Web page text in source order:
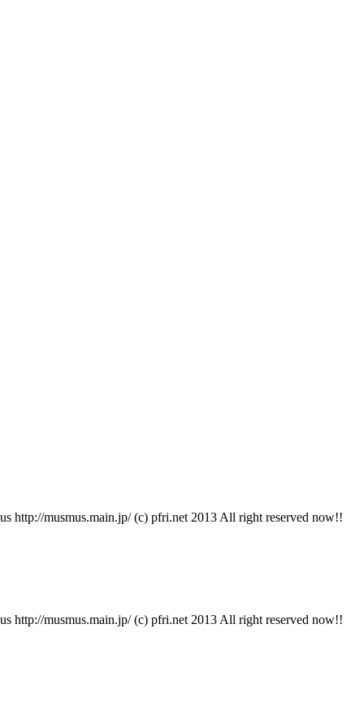
musmus.main.jp/ (c) pfri.net 2013 All right reserved now!!
musmus.main.jp/ (c) pfri.net 2013 All right reserved now!!